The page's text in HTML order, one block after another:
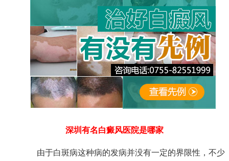
深圳有名白癜风医院是哪家
由于白斑病这种病的发病并没有一定的界限性，不少